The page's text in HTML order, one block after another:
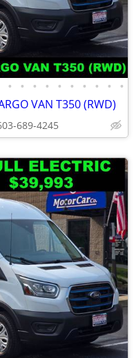
• • • • • • • • • •
VAN T350 (RWD)
689-4245